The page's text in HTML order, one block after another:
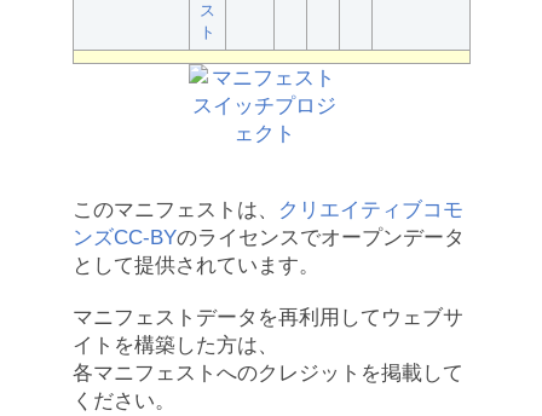
ス
ト
このマニフェストは、
クリエイティブコモ
ンズCC-BYのライセンスでオープンデータ
として提供されています。
マニフェストデータを再利用してウェブサ
イトを構築した方は、
各マニフェストへのクレジットを掲載して
ください。